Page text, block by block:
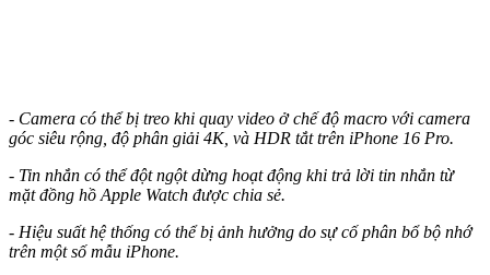
- Camera có thể bị treo khi quay video ở chế độ macro với camera
góc siêu rộng, độ phân giải 4K, và HDR tắt trên iPhone 16 Pro.
- Tin nhắn có thể đột ngột dừng hoạt động khi trả lời tin nhắn từ
mặt đồng hồ Apple Watch được chia sẻ.
- Hiệu suất hệ thống có thể bị ảnh hưởng do sự cố phân bổ bộ nhớ
trên một số mẫu iPhone.